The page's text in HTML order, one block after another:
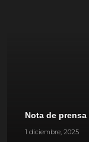
Nota de prensa
1 diciembre, 2025